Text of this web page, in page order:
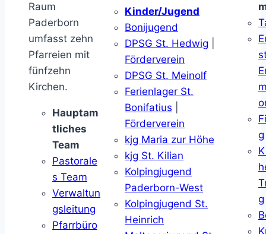
Raum
Paderborn
umfasst zehn
Pfarreien mit
fünfzehn
Kirchen.
Hauptam
tliches
Team
Pastorale
s Team
Verwaltun
gsleitung
Pfarrbüro
Kinder/Jugend
Bonijugend
DPSG St. Hedwig
Förderverein
DPSG St. Meinolf
Ferienlager St.
Bonifatius
Förderverein
kjg Maria zur Höhe
kjg St. Kilian
Kolpingjugend
Paderborn-West
Kolpingjugend St.
Heinrich
g
g